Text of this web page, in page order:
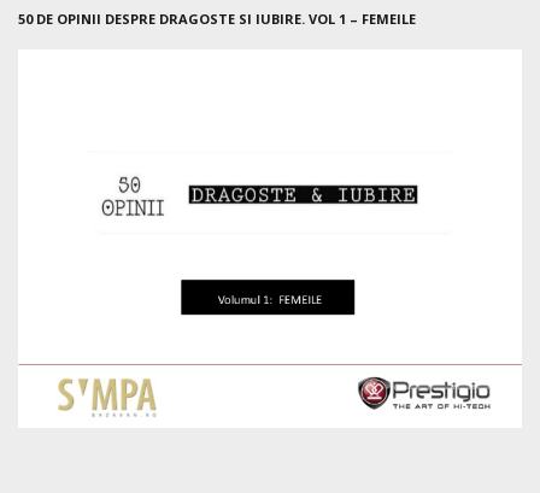
50 DE OPINII DESPRE DRAGOSTE SI IUBIRE. VOL 1 – FEMEILE